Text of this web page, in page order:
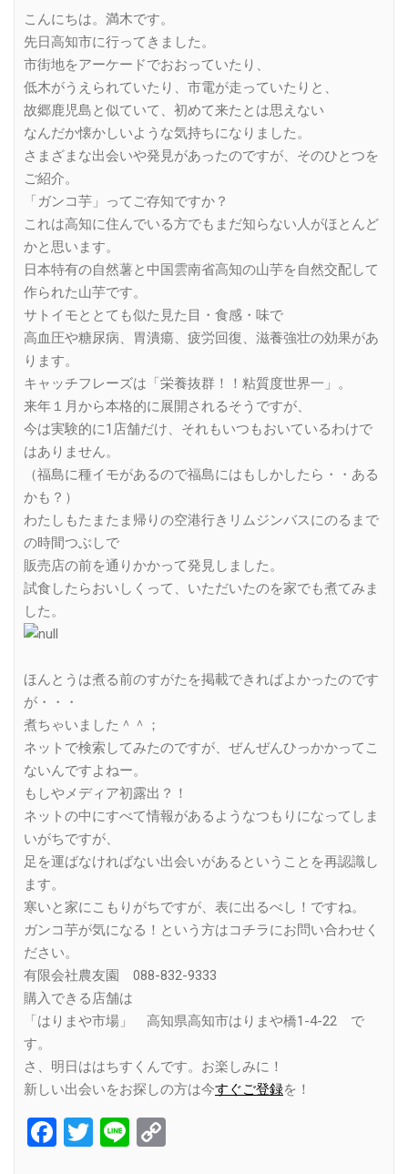
こんにちは。満木です。
先日高知市に行ってきました。
市街地をアーケードでおおっていたり、
低木がうえられていたり、市電が走っていたりと、
故郷鹿児島と似ていて、初めて来たとは思えない
なんだか懐かしいような気持ちになりました。
さまざまな出会いや発見があったのですが、そのひとつを
ご紹介。
「ガンコ芋」ってご存知ですか？
これは高知に住んでいる方でもまだ知らない人がほとんど
かと思います。
日本特有の自然薯と中国雲南省高知の山芋を自然交配して
作られた山芋です。
サトイモととても似た見た目・食感・味で
高血圧や糖尿病、胃潰瘍、疲労回復、滋養強壮の効果があ
ります。
キャッチフレーズは「栄養抜群！！粘質度世界一」。
来年１月から本格的に展開されるそうですが、
今は実験的に1店舗だけ、それもいつもおいているわけで
はありません。
（福島に種イモがあるので福島にはもしかしたら・・ある
かも？）
わたしもたまたま帰りの空港行きリムジンバスにのるまで
の時間つぶしで
販売店の前を通りかかって発見しました。
試食したらおいしくって、いただいたのを家でも煮てみま
した。
ほんとうは煮る前のすがたを掲載できればよかったのです
が・・・
煮ちゃいました＾＾；
ネットで検索してみたのですが、ぜんぜんひっかかってこ
ないんですよねー。
もしやメディア初露出？！
ネットの中にすべて情報があるようなつもりになってしま
いがちですが、
足を運ばなければない出会いがあるということを再認識し
ます。
寒いと家にこもりがちですが、表に出るべし！ですね。
ガンコ芋が気になる！という方はコチラにお問い合わせく
ださい。
有限会社農友園 088-832-9333
購入できる店舗は
「はりまや市場」 高知県高知市はりまや橋1-4-22 で
す。
さ、明日ははちすくんです。お楽しみに！
新しい出会いをお探しの方は今すぐご登録を！
Facebook
Twitter
Line